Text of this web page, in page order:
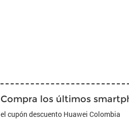
Compra los últimos
el cupón descuento Huawei Colombia